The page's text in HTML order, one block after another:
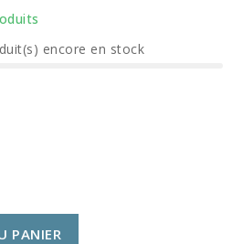
encore en stock
PANIER